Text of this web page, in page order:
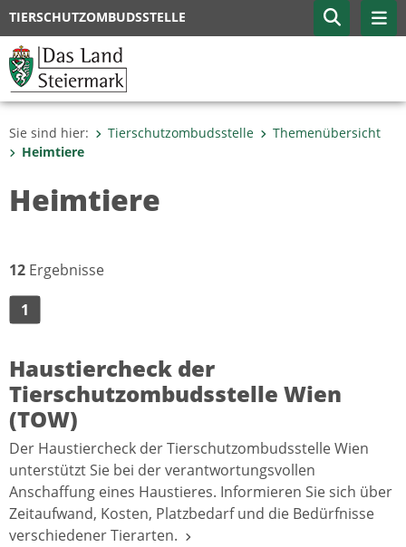
TIERSCHUTZOMBUDSSTELLE
Sie sind hier: Tierschutzombudsstelle
Themenübersicht
Heimtiere
Heimtiere
12 Ergebnisse
1
Haustiercheck der
Tierschutzombudsstelle Wien
(TOW)
Der Haustiercheck der Tierschutzombudsstelle Wien
unterstützt Sie bei der verantwortungsvollen
Anschaffung eines Haustieres. Informieren Sie sich über
Zeitaufwand, Kosten, Platzbedarf und die Bedürfnisse
verschiedener Tierarten.